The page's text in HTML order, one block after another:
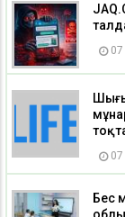
Бес